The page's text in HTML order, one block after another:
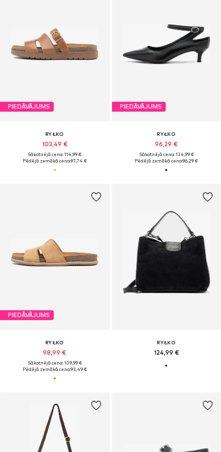
PIEDĀVĀJUMS
RYŁKO
103,49 €
Sākotnējā cena: 114,99 €
Pēdējā zemākā cena:97,74 €
PIEDĀVĀJUMS
RYŁKO
96,29 €
Sākotnējā cena: 134,99 €
Pēdējā zemākā cena:96,29 €
PIEDĀVĀJUMS
RYŁKO
98,99 €
Sākotnējā cena: 109,99 €
Pēdējā zemākā cena:93,49 €
RYŁKO
124,99 €